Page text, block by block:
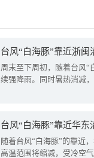
台风“白海豚”靠近浙
周末至下周初，随着台风“
续强降雨。同时暑热消减
台风“白海豚”靠近华
随着台风“白海豚”的靠近
高温范围将缩减，受冷空